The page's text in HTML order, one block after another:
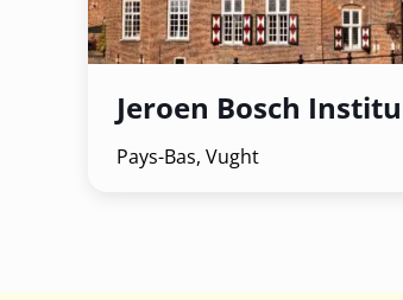
Jeroen Bosch
Pays-Bas, Vught